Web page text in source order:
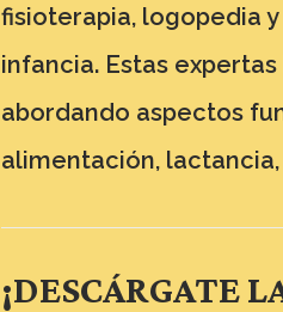
fisioterapia, logopedia
infancia. Estas
abordando aspectos
alimentación,
¡DESCÁRGATE